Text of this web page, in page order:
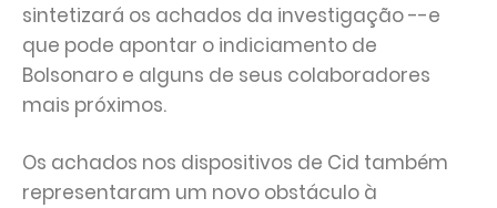
sintetizará os achados da investigação --e
que pode apontar o indiciamento de
Bolsonaro e alguns de seus colaboradores
mais próximos.
Os achados nos dispositivos de Cid também
representaram um novo obstáculo à